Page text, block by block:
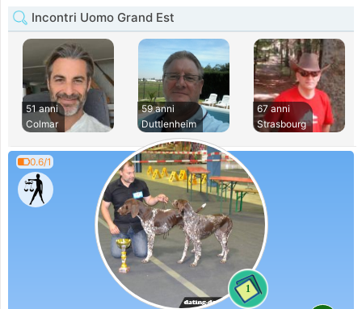
Incontri Uomo Grand Est
51 anni
Colmar
59 anni
Duttlenheim
67 anni
Strasbourg
0.6/1
1